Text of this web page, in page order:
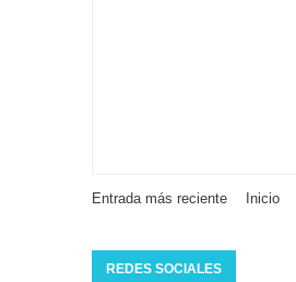
Entrada más reciente Inicio
REDES SOCIALES